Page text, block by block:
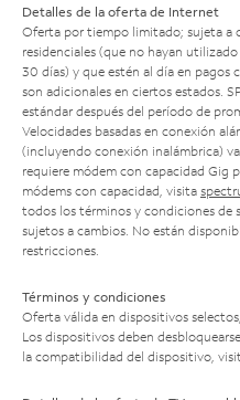
Detalles de la oferta de Internet
Oferta por tiempo limitado; sujeta a
residenciales (que no hayan
30 días) y que estén al día en pagos
son adicionales en ciertos estados.
estándar después del período de
Velocidades basadas en conexión
(incluyendo conexión inalámbrica)
requiere módem con capacidad Gig
módems con capacidad, visita
todos los términos y condiciones de
sujetos a cambios. No están
restricciones.
Términos y condiciones
Oferta válida en dispositivos
Los dispositivos deben
la compatibilidad del dispositivo,